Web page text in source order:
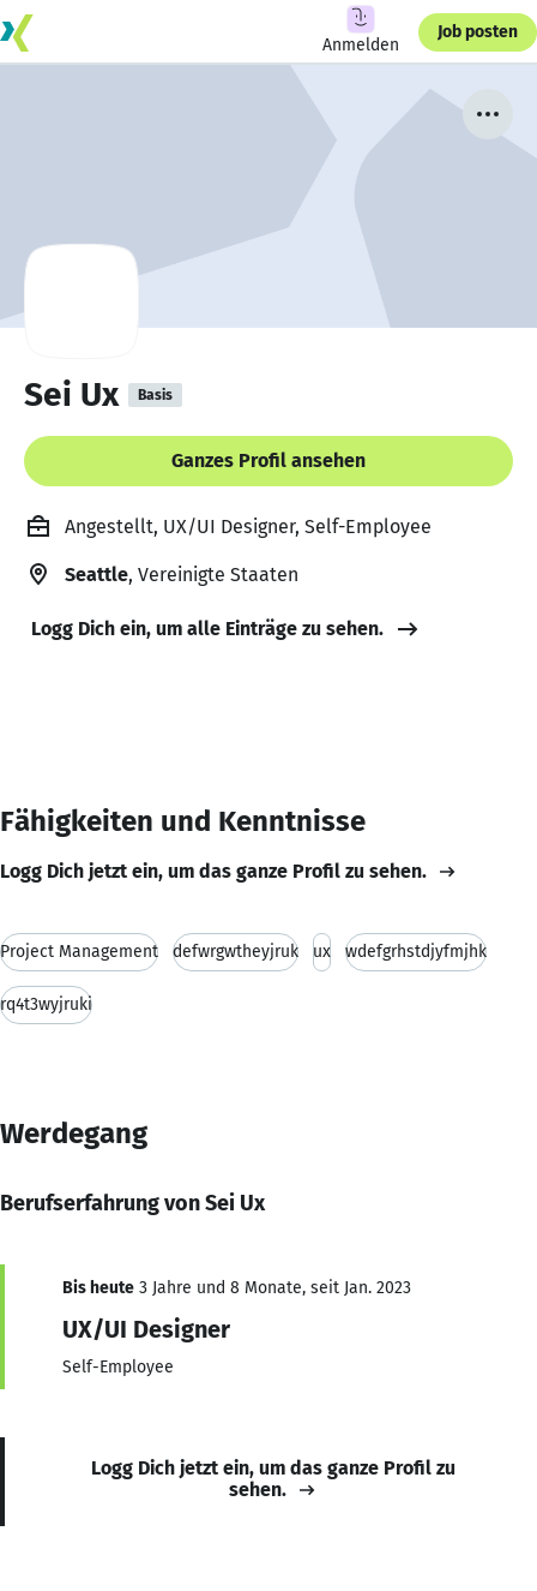
Anmelden
Job posten
Sei Ux Basis
Ganzes Profil ansehen
Angestellt, UX/UI Designer, Self-Employee
Seattle, Vereinigte Staaten
Logg Dich ein, um alle Einträge zu sehen.
Fähigkeiten und Kenntnisse
Logg Dich jetzt ein, um das ganze Profil zu sehen.
Project Management defwrgwtheyjruk ux wdefgrhstdjyfmjhk
rq4t3wyjruki
Werdegang
Berufserfahrung von Sei Ux
Bis heute 3 Jahre und 8 Monate, seit Jan. 2023
UX/UI Designer
Self-Employee
Logg Dich jetzt ein, um das ganze Profil zu
sehen.